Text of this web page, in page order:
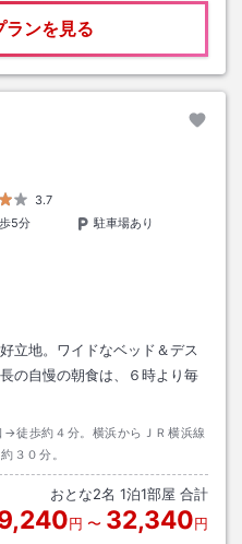
ランを見る
3.7
5分
駐車場あり
立地。ワイドなベッド＆デス
の自慢の朝食は、６時より毎
→徒歩約４分。横浜からＪＲ横浜線
３０分。
おとな2名 1泊1部屋 合計
円 〜 32,340円